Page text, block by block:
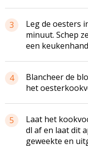
3
Leg de oesters
minuut. Schep
een
4
Blancheer de
het
5
Laat het
dl af en laat dit
geweekte en